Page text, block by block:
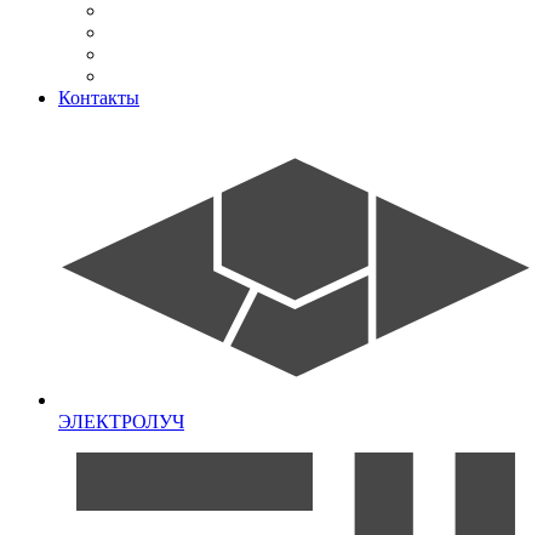
Контакты
ЭЛЕКТРОЛУЧ